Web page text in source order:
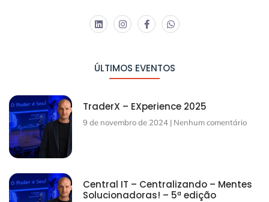
ÚLTIMOS EVENTOS
TraderX – EXperience 2025
9 de novembro de 2024 Nenhum comentário
Central IT – Centralizando – Mentes
Solucionadoras! – 5ª edição